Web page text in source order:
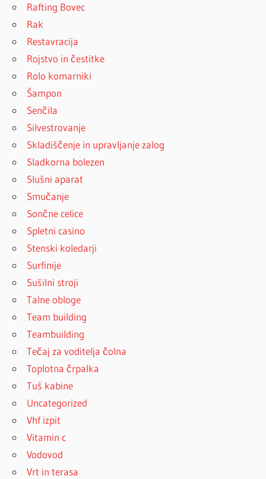
Rafting Bovec
Rak
Restavracija
Rojstvo in čestitke
Rolo komarniki
Šampon
Senčila
Silvestrovanje
Skladiščenje in upravljanje zalog
Sladkorna bolezen
Slušni aparat
Smučanje
Sončne celice
Spletni casino
Stenski koledarji
Surfinije
Sušilni stroji
Talne obloge
Team building
Teambuilding
Tečaj za voditelja čolna
Toplotna črpalka
Tuš kabine
Uncategorized
Vhf izpit
Vitamin c
Vodovod
Vrt in terasa